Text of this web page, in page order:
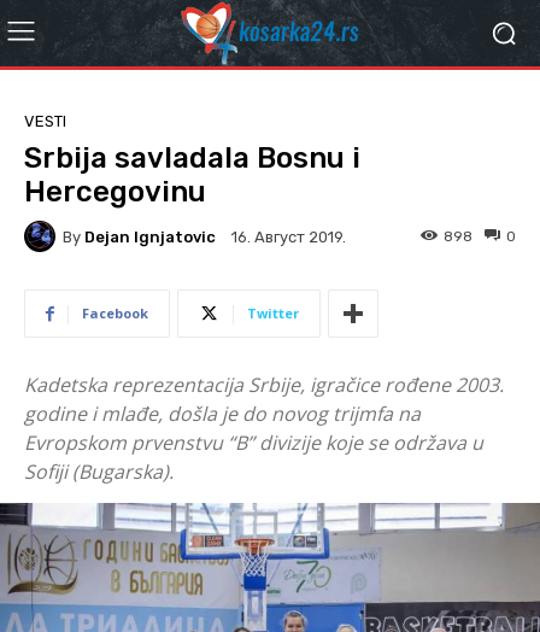
VESTI
Srbija savladala Bosnu i
Hercegovinu
By Dejan Ignjatovic 16. Август 2019. 0
898
Facebook Twitter
Kadetska reprezentacija Srbije, igračice rođene 2003.
godine i mlađe, došla je do novog trijmfa na
Evropskom prvenstvu “B” divizije koje se održava u
Sofiji (Bugarska).